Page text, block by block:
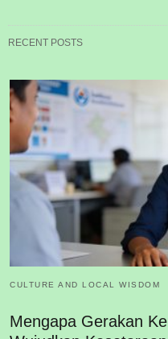
RECENT POSTS
CULTURE AND LOCAL WISDOM
Mengapa Gerakan